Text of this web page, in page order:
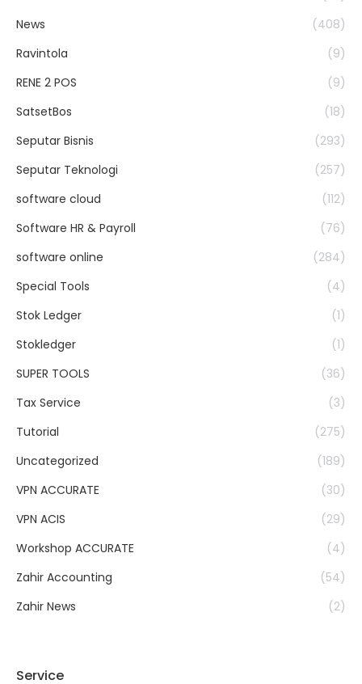
News
(408)
Ravintola
(9)
RENE 2 POS
(9)
SatsetBos
(18)
Seputar Bisnis
(293)
Seputar Teknologi
(257)
software cloud
(112)
Software HR & Payroll
(76)
software online
(284)
Special Tools
(4)
Stok Ledger
(1)
Stokledger
(1)
SUPER TOOLS
(36)
Tax Service
(3)
Tutorial
(275)
Uncategorized
(189)
VPN ACCURATE
(30)
VPN ACIS
(29)
Workshop ACCURATE
(4)
Zahir Accounting
(54)
Zahir News
(2)
Service